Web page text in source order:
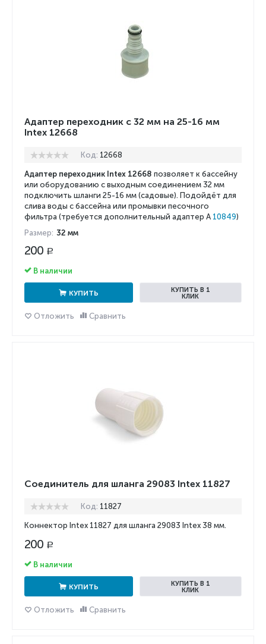
Адаптер переходник с 32 мм на 25-16 мм
Intex 12668
Код: 12668
Адаптер переходник Intex 12668 позволяет к бассейну
или оборудованию с выходным соединением 32 мм
подключить шланги 25-16 мм (садовые). Подойдёт для
слива воды с бассейна или промывки песочного
фильтра (требуется дополнительный адаптер А 10849)
Размер: 32 мм
200 Р
В наличии
КУПИТЬ
КУПИТЬ В 1
КЛИК
Отложить Сравнить
Соединитель для шланга 29083 Intex 11827
Код: 11827
Коннектор Intex 11827 для шланга 29083 Intex 38 мм.
200 Р
В наличии
КУПИТЬ
КУПИТЬ В 1
КЛИК
Отложить Сравнить